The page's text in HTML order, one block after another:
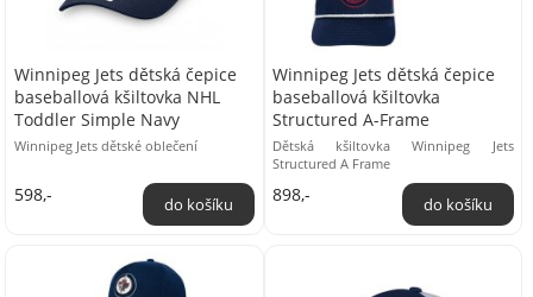
Winnipeg Jets dětská čepice
baseballová kšiltovka NHL
Toddler Simple Navy
Winnipeg Jets dětské oblečení
598,-
Winnipeg Jets dětská čepice
baseballová kšiltovka
Structured A-Frame
Dětská kšiltovka Winnipeg Jets
Structured A Frame
898,-